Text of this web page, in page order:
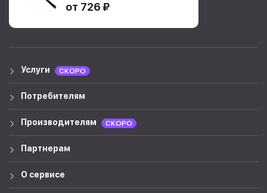
от 726 ₽
Услуги СКОРО
Потребителям
Производителям СКОРО
Партнерам
О сервисе